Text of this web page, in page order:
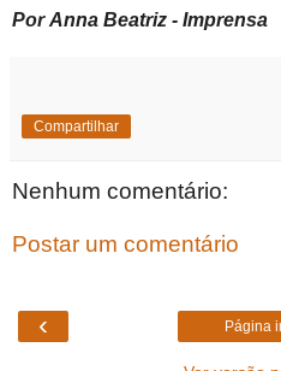
PorAnna Beatriz - Imprensa
Compartilhar
Nenhum comentário:
Postar um comentário
‹ Página